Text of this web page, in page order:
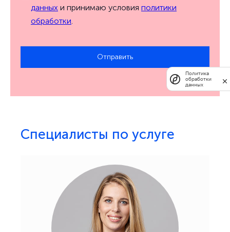
данных и принимаю условия политики
обработки.
Отправить
Специалисты по услуге
Политика
обработки
данных